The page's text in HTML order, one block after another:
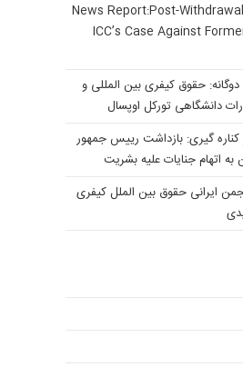
News Report:Post-
ICC’s Case Against
دوگانه: حقوق کیفری بین المللی و
دانشگاهی تورکل اوپسال
گیری: بازداشت رییس جمهور
اتهام جنایات علیه بشریت
ایرانی حقوق بین الملل کیفری